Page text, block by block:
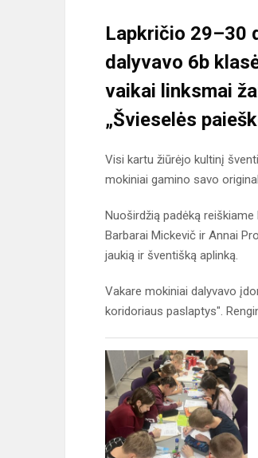
Lapkričio 29–30
dalyvavo 6b
vaikai linksmai
„Švieselės
Visi kartu žiūrėjo kultinį
mokiniai gamino savo
Nuoširdžią padėką
Barbarai Mickevič ir Annai
jaukią ir šventišką aplinką.
Vakare mokiniai dalyvavo
koridoriaus paslaptys".